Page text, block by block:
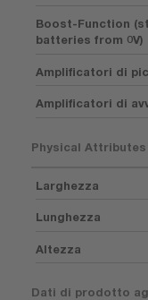
Boost-Function
batteries from 0V)
Amplificatori di
Amplificatori di
Physical Attributes
Larghezza
Lunghezza
Altezza
Dati di prodotto